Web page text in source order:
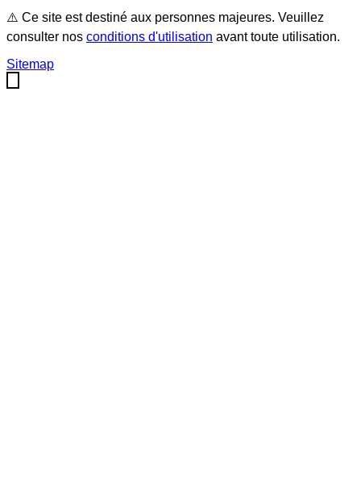
⚠️ Ce site est destiné aux personnes majeures. Veuillez
consulter nos conditions d'utilisation avant toute utilisation.
Sitemap